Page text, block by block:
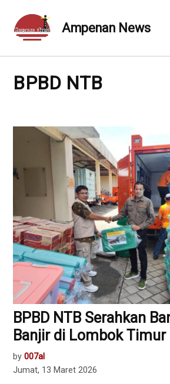
content
Ampenan News
BPBD NTB
BPBD NTB Serahkan
Banjir di Lombok Timur
by 007al
Jumat, 13 Maret 2026